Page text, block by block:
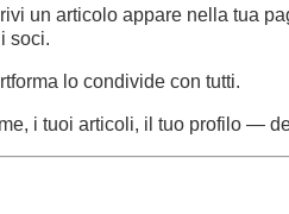
un articolo appare nella tua
soci.
lo condivide con tutti.
i tuoi articoli, il tuo profilo —